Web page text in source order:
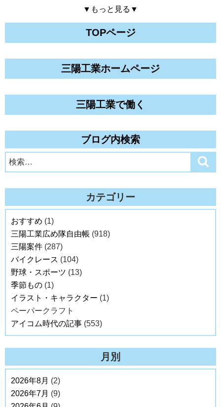
▼もっと見る▼
TOPページ
三陽工業ホームページ
三陽工業で働く
ブログ内検索
検
索:
カテゴリー
おすすめ (1)
三陽工業広め隊自由帳 (918)
三陽案件 (287)
バイクレース (104)
野球・スポーツ (13)
季節もの (1)
イラスト・キャラクター (1)
ペーパークラフト
アイコム時代の記事 (553)
月別
2026年8月 (2)
2026年7月 (9)